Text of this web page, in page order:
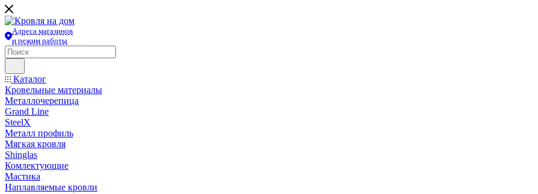
Адреса магазинов
и режим работы
Каталог
Кровельные материалы
Металлочерепица
Grand Line
SteelX
Металл профиль
Мягкая кровля
Shinglas
Комлектующие
Мастика
Наплавляемые кровли